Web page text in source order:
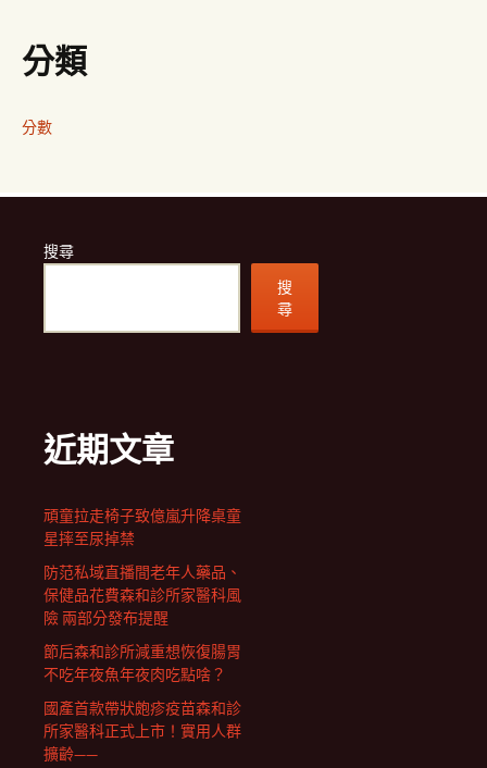
分類
分數
搜尋
搜
尋
近期文章
頑童拉走椅子致億嵐升降桌童
星摔至尿掉禁
防范私域直播間老年人藥品、
保健品花費森和診所家醫科風
險 兩部分發布提醒
節后森和診所減重想恢復腸胃
不吃年夜魚年夜肉吃點啥？
國產首款帶狀皰疹疫苗森和診
所家醫科正式上市！實用人群
擴齡——